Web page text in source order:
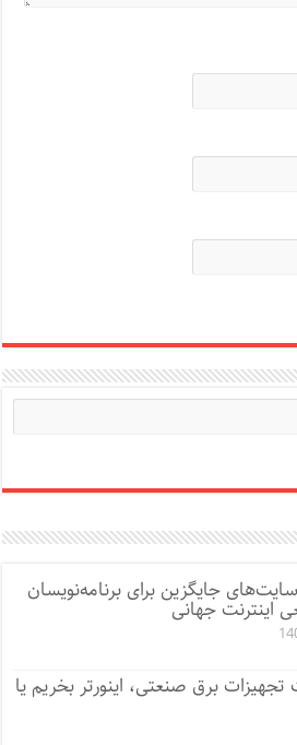
جایگزین برای برنامه‌نویسان
اینترنت جهانی
برق صنعتی، اینورتر بخریم یا